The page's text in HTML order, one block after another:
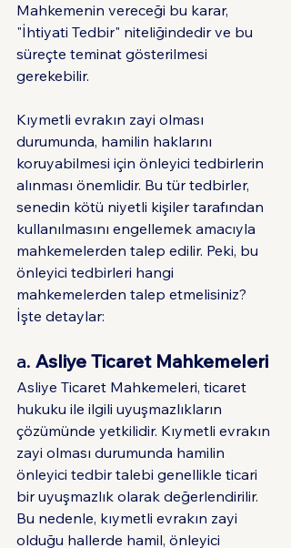
Mahkemenin vereceği bu karar,
"İhtiyati Tedbir" niteliğindedir ve bu
süreçte teminat gösterilmesi
gerekebilir.
Kıymetli evrakın zayi olması
durumunda, hamilin haklarını
koruyabilmesi için önleyici tedbirlerin
alınması önemlidir. Bu tür tedbirler,
senedin kötü niyetli kişiler tarafından
kullanılmasını engellemek amacıyla
mahkemelerden talep edilir. Peki, bu
önleyici tedbirleri hangi
mahkemelerden talep etmelisiniz?
İşte detaylar:
a. Asliye Ticaret Mahkemeleri
Asliye Ticaret Mahkemeleri, ticaret
hukuku ile ilgili uyuşmazlıkların
çözümünde yetkilidir. Kıymetli evrakın
zayi olması durumunda hamilin
önleyici tedbir talebi genellikle ticari
bir uyuşmazlık olarak değerlendirilir.
Bu nedenle, kıymetli evrakın zayi
olduğu hallerde hamil, önleyici